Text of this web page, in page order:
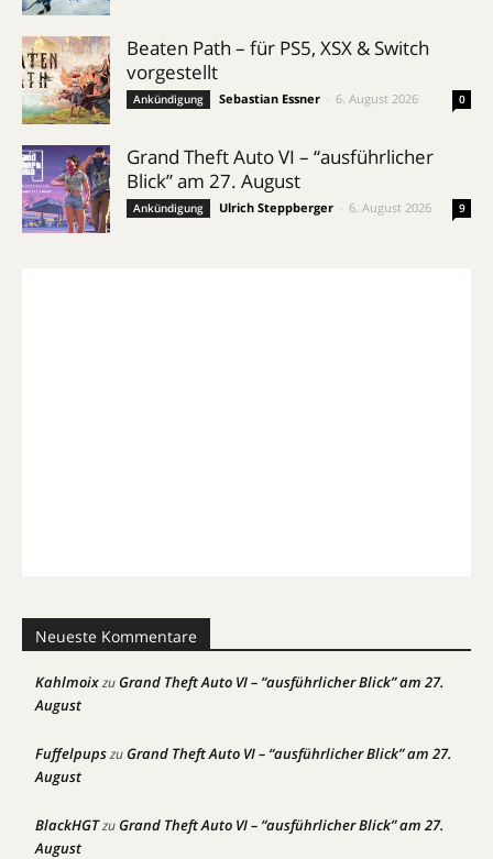
Beaten Path – für PS5, XSX & Switch
vorgestellt
Ankündigung Sebastian Essner 6. August 2026 0
Grand Theft Auto VI – “ausführlicher
Blick” am 27. August
Ankündigung Ulrich Steppberger 6. August 2026 9
Neueste Kommentare
KahlmoixzuGrand Theft Auto VI – “ausführlicher Blick” am 27.
August
FuffelpupszuGrand Theft Auto VI – “ausführlicher Blick” am 27.
August
BlackHGTzuGrand Theft Auto VI – “ausführlicher Blick” am 27.
August